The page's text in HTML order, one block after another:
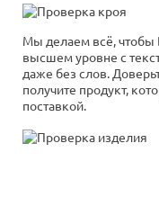
Мы делаем всё, чтобы
высшем уровне с
даже без слов.
получите продукт,
поставкой.